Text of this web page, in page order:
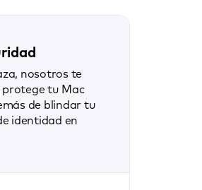
nosotros te
protege tu Mac
de blindar tu
identidad en